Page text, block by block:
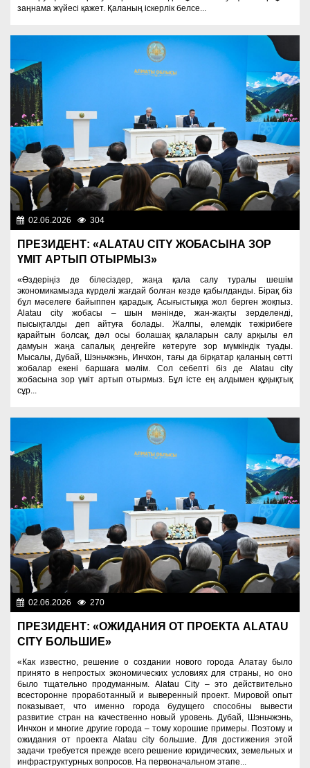
заңнама жүйесі қажет. Қаланың іскерлік белсе...
02.06.2026 304
ПРЕЗИДЕНТ: «ALATAU CITY ЖОБАСЫНА ЗОР
ҮМІТ АРТЫП ОТЫРМЫЗ»
«Өздеріңіз де білесіздер, жаңа қала салу туралы шешім
экономикамызда күрделі жағдай болған кезде қабылданды. Бірақ біз
бұл мәселеге байыппен қарадық. Асығыстыққа жол берген жоқпыз.
Alatau city жобасы – шын мәнінде, жан-жақты зерделенді,
пысықталды деп айтуға болады. Жалпы, әлемдік тәжірибеге
қарайтын болсақ, дәл осы болашақ қалаларын салу арқылы ел
дамуын жаңа сапалық деңгейге көтеруге зор мүмкіндік туады.
Мысалы, Дубай, Шэньчжэнь, Инчхон, тағы да бірқатар қаланың сәтті
жобалар екені баршаға мәлім. Сол себепті біз де Alatau city
жобасына зор үміт артып отырмыз. Бұл істе ең алдымен құқықтық
сұр...
02.06.2026 270
ПРЕЗИДЕНТ: «ОЖИДАНИЯ ОТ ПРОЕКТА ALATAU
CITY БОЛЬШИЕ»
«Как известно, решение о создании нового города Алатау было
принято в непростых экономических условиях для страны, но оно
было тщательно продуманным. Alatau City – это действительно
всесторонне проработанный и выверенный проект. Мировой опыт
показывает, что именно города будущего способны вывести
развитие стран на качественно новый уровень. Дубай, Шэньчжэнь,
Инчхон и многие другие города – тому хорошие примеры. Поэтому и
ожидания от проекта Alatau city большие. Для достижения этой
задачи требуется прежде всего решение юридических, земельных и
инфраструктурных вопросов. На первоначальном этапе...